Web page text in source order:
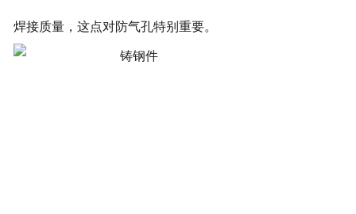
焊接质量，这点对防气孔特别重要。